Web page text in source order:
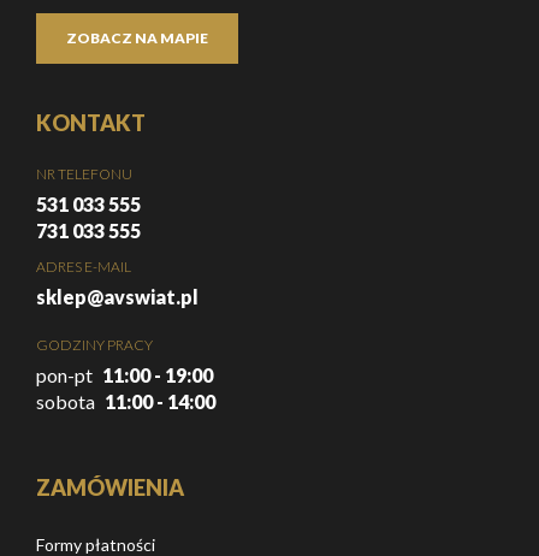
ZOBACZ NA MAPIE
KONTAKT
NR TELEFONU
531 033 555
731 033 555
ADRES E-MAIL
sklep@avswiat.pl
GODZINY PRACY
pon-pt 11:00 - 19:00
sobota 11:00 - 14:00
ZAMÓWIENIA
Formy płatności